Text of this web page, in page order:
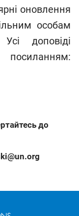
оновлення
особам
доповіді
до